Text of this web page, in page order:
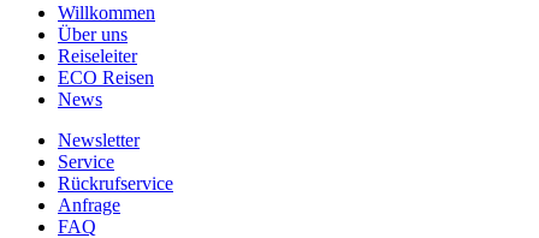
Willkommen
Über uns
Reiseleiter
ECO Reisen
News
Newsletter
Service
Rückrufservice
Anfrage
FAQ